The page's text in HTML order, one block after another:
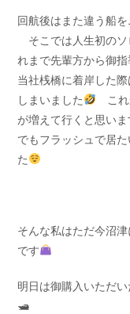
回航後はまた違う船
そこでは人生初のソ
れまで先輩方から御
当社桟橋に着岸した
しまいました
これ
が増えて行くと思い
でもフラッシュで居た
た
そんな私はただ今沼
です
明日は御購入いただ
🛥